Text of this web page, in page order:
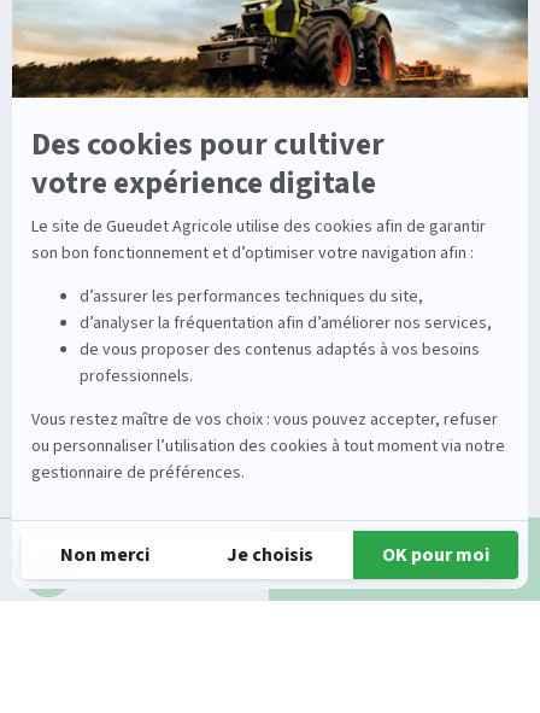
Solutions multimarques
Irrigation
Enrouleurs
Stations
Entretien de la vigne
Entretien du sol
Entretien
Dépannage
Pièces détachées
Démonstration
Occasions Groupe
Demande d'infos Appeler